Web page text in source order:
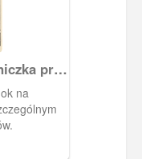
przy
na